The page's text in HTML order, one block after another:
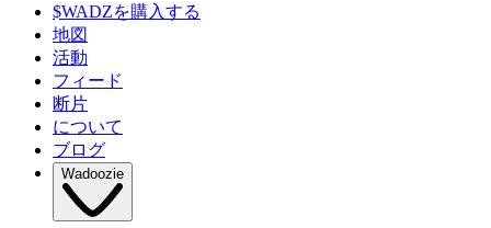
$WADZを購入する
地図
活動
フィード
断片
について
ブログ
Wadoozie